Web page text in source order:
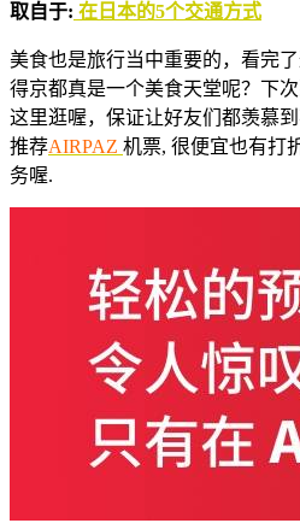
取自于: 在日本的5个交通方式
美食也是旅行当中重要的，看完
得京都真是一个美食天堂呢？下
这里逛喔，保证让好友们都羡慕
推荐AIRPAZ 机票, 很便宜也有打
务喔.